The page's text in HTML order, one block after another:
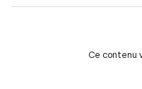
Ce contenu